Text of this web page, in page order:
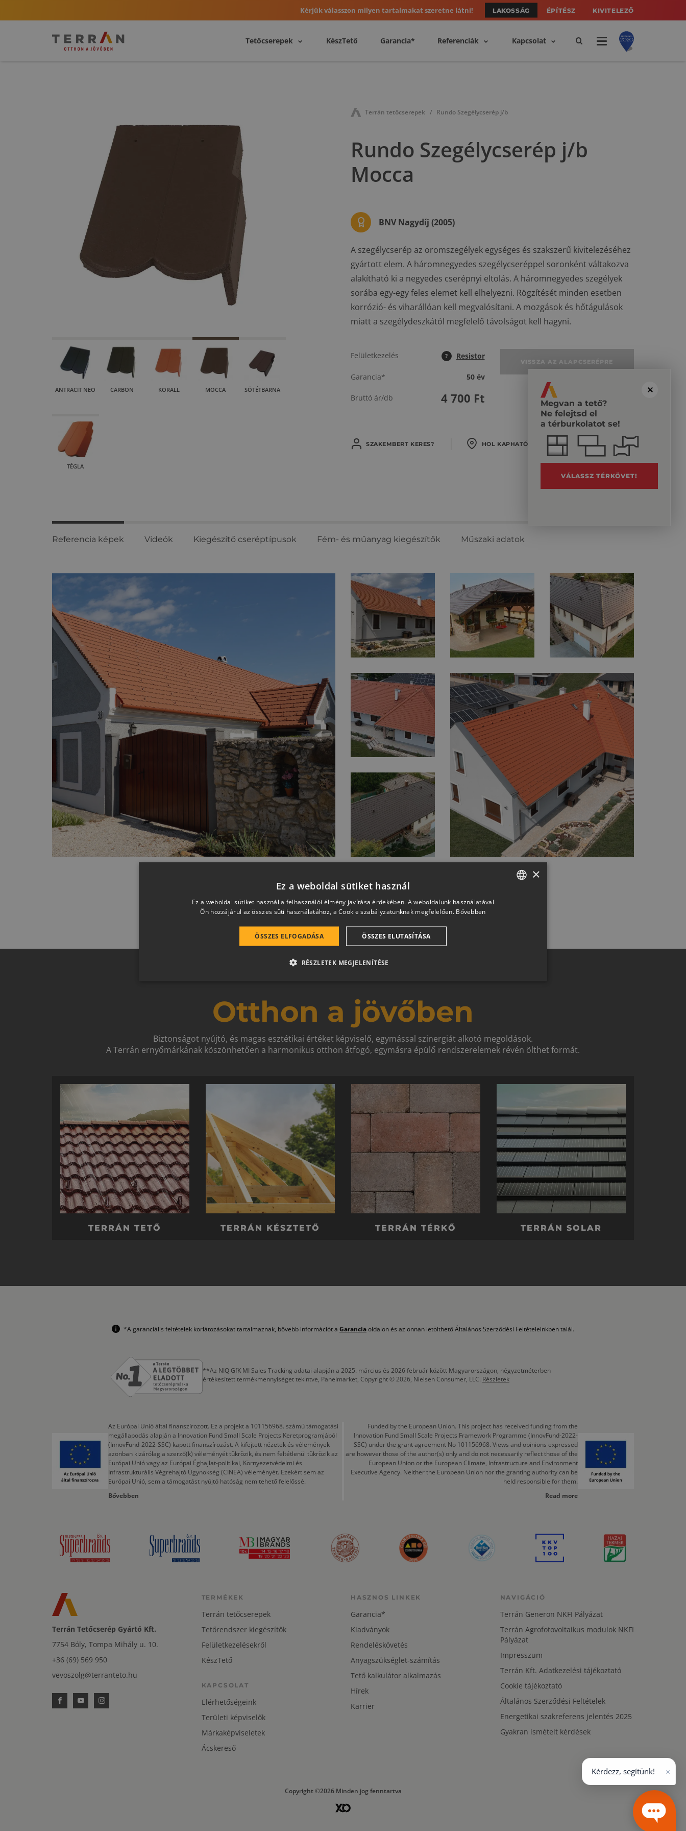
Kérjük válasszon milyen tartalmakat szeretne látni! LAKOSSÁG ÉPÍTÉSZ KIVITELEZŐ
Tetőcserepek KészTető Garancia* Referenciák Kapcsolat
Terrán tetőcserepek Rundo Szegélycserép j/b
Rundo Szegélycserép j/b
Mocca
BNV Nagydíj (2005)
A szegélycserép az oromszegélyek egységes és szakszerű kivitelezéséhez
gyártott elem. A háromnegyedes szegélycseréppel soronként váltakozva
alakítható ki a negyedes cserépnyi eltolás. A háromnegyedes szegélyek
sorába egy-egy feles elemet kell elhelyezni. Rögzítését minden esetben
korrózió- és viharállóan kell megvalósítani. A mozgások és hőtágulások
miatt a szegélydeszkától megfelelő távolságot kell hagyni.
Felületkezelés ? Resistor
Garancia* 50 év
Bruttó ár/db 4 700 Ft
VISSZA AZ ALAPCSERÉPRE
SZAKEMBERT KERES? HOL KAPHATÓ?
ANTRACIT NEO CARBON KORALL MOCCA SÖTÉTBARNA
TÉGLA
Referencia képek Videók Kiegészítő cseréptípusok Fém- és műanyag kiegészítők Műszaki adatok
képek
TOVÁBBI REFERENCIA KÉPEK
Megvan a tető?
Ne felejtsd el
a térburkolatot se!
VÁLASSZ TÉRKÖVET!
Otthon a jövőben
Biztonságot nyújtó, és magas esztétikai értéket képviselő, egymással szinergiát alkotó megoldások.
A Terrán ernyőmárkának köszönhetően a harmonikus otthon átfogó, egymásra épülő rendszerelemek révén ölthet formát.
TERRÁN TETŐ TERRÁN KÉSZTETŐ TERRÁN TÉRKŐ TERRÁN SOLAR
*A garanciális feltételek korlátozásokat tartalmaznak, bővebb információt a Garanciaoldalon és az onnan letölthető Általános Szerződési Feltételeinkben talál.
**Az NIQ GfK MI Sales Tracking adatai alapján a 2025. március és 2026 február között Magyarországon, négyzetméterben
értékesített termékmennyiséget tekintve, Panelmarket, Copyright © 2026, Nielsen Consumer, LLC. Részletek
Az Európai Unió által finanszírozott. Ez a projekt a 101156968. számú támogatási
megállapodás alapján a Innovation Fund Small Scale Projects Keretprogramjából
(InnovFund-2022-SSC) kapott finanszírozást. A kifejtett nézetek és vélemények
azonban kizárólag a szerző(k) véleményét tükrözik, és nem feltétlenül tükrözik az
Európai Unió vagy az Európai Éghajlat-politikai, Környezetvédelmi és
Infrastrukturális Végrehajtó Ügynökség (CINEA) véleményét. Ezekért sem az
Európai Unió, sem a támogatást nyújtó hatóság nem tehető felelőssé.
Bővebben
Funded by the European Union. This project has received funding from the
Innovation Fund Small Scale Projects Framework Programme (InnovFund-2022-
SSC) under the grant agreement No 101156968. Views and opinions expressed
are however those of the author(s) only and do not necessarily reflect those of the
European Union or the European Climate, Infrastructure and Environment
Executive Agency. Neither the European Union nor the granting authority can be
held responsible for them.
Read more
Terrán Tetőcserép Gyártó Kft.
7754 Bóly, Tompa Mihály u. 10.
+36 (69) 569 950
vevoszolg@terranteto.hu
TERMÉKEK
Terrán tetőcserepek
Tetőrendszer kiegészítők
Felületkezelésekről
KészTető
KAPCSOLAT
Elérhetőségeink
Területi képviselők
Márkaképviseletek
Ácskereső
HASZNOS LINKEK
Garancia*
Kiadványok
Rendeléskövetés
Anyagszükséglet-számítás
Tető kalkulátor alkalmazás
Hírek
Karrier
NAVIGÁCIÓ
Terrán Generon NKFI Pályázat
Terrán Agrofotovoltaikus modulok NKFI
Pályázat
Impresszum
Terrán Kft. Adatkezelési tájékoztató
Cookie tájékoztató
Általános Szerződési Feltételek
Energetikai szakreferens jelentés 2025
Gyakran ismételt kérdések
Copyright ©2026 Minden jog fenntartva
Kérdezz, segítünk! ×
ENGLISH
×
Ez a weboldal sütiket használ
Ez a weboldal sütiket használ a felhasználói élmény javítása érdekében. A weboldalunk használatával
Ön hozzájárul az összes süti használatához, a Cookie szabályzatunknak megfelelően. Bővebben
ÖSSZES ELFOGADÁSA ÖSSZES ELUTASÍTÁSA
RÉSZLETEK MEGJELENÍTÉSE